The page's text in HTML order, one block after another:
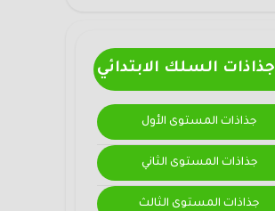
جذاذات السلك الابتدائي
جذاذات المستوى الأول
جذاذات المستوى الثاني
جذاذات المستوى الثالث